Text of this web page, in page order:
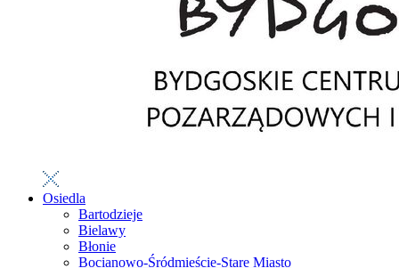
Osiedla
Bartodzieje
Bielawy
Błonie
Bocianowo-Śródmieście-Stare Miasto